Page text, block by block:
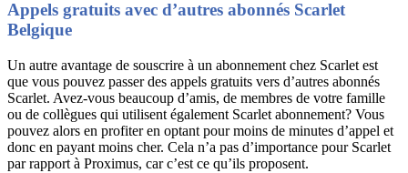
Appels gratuits avec d’autres abonnés Scarlet
Belgique
Un autre avantage de souscrire à un abonnement chez Scarlet est
que vous pouvez passer des appels gratuits vers d’autres abonnés
Scarlet. Avez-vous beaucoup d’amis, de membres de votre famille
ou de collègues qui utilisent également Scarlet abonnement? Vous
pouvez alors en profiter en optant pour moins de minutes d’appel et
donc en payant moins cher. Cela n’a pas d’importance pour Scarlet
par rapport à Proximus, car c’est ce qu’ils proposent.